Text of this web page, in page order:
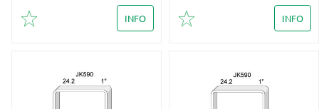
Lägg till i favoriter
INFO
Lägg till i favoriter
INFO